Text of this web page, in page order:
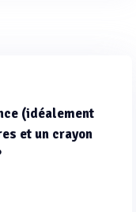
(idéalement
et un crayon